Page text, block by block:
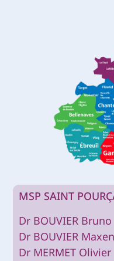
MSP SAINT
Dr BOUVIER Bruno
Dr BOUVIER
Dr MERMET Olivier